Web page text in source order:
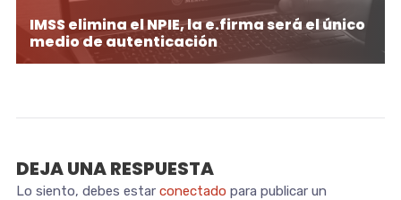
IMSS elimina el NPIE, la e.firma será el único
medio de autenticación
DEJA UNA RESPUESTA
Lo siento, debes estar conectado para publicar un